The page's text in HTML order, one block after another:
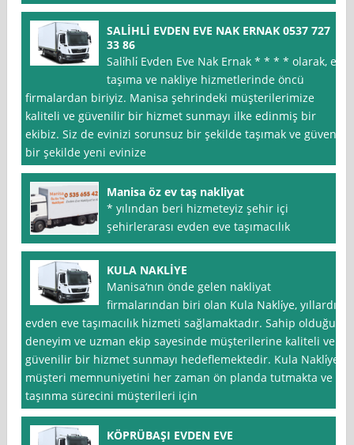
SALİHLİ EVDEN EVE NAK ERNAK 0537 727
33 86
Sali̇hli̇ Evden Eve Nak Ernak * * * * olarak, ev
taşıma ve nakliye hizmetlerinde öncü
firmalardan biriyiz. Manisa şehrindeki müşterilerimize
kaliteli ve güvenilir bir hizmet sunmayı ilke edinmiş bir
ekibiz. Siz de evinizi sorunsuz bir şekilde taşımak ve güvenli
bir şekilde yeni evinize
Manisa öz ev taş nakliyat
* yılından beri hizmeteyiz şehir içi
şehirlerarası evden eve taşımacılık
KULA NAKLİYE
Manisa‘nın önde gelen nakliyat
firmalarından biri olan Kula Nakli̇ye, yıllardır
evden eve taşımacılık hizmeti sağlamaktadır. Sahip olduğu
deneyim ve uzman ekip sayesinde müşterilerine kaliteli ve
güvenilir bir hizmet sunmayı hedeflemektedir. Kula Nakli̇ye,
müşteri memnuniyetini her zaman ön planda tutmakta ve
taşınma sürecini müşterileri için
KÖPRÜBAŞI EVDEN EVE